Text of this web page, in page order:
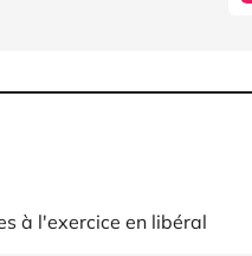
à l'exercice en libéral